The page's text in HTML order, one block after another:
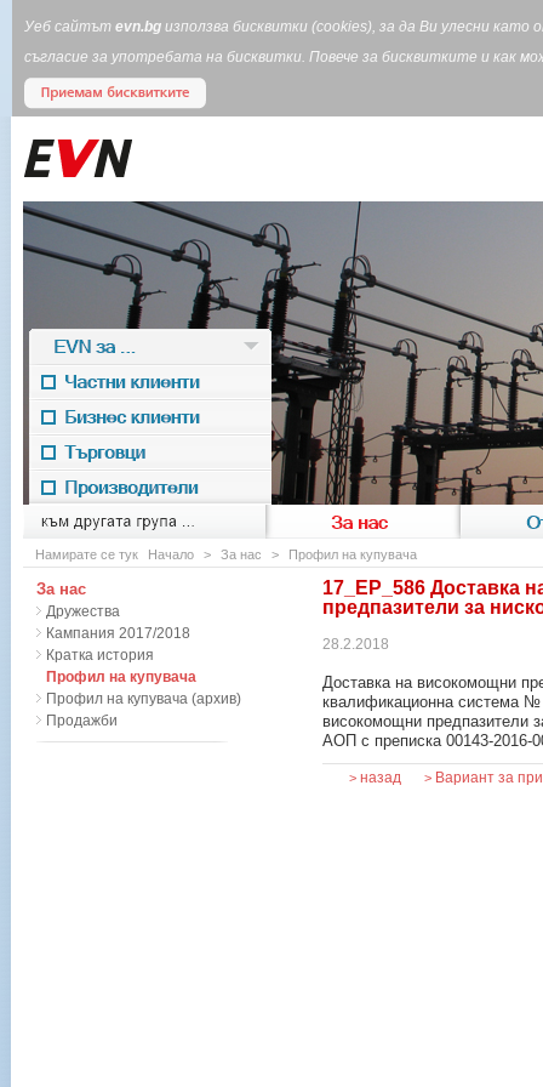
Уеб сайтът evn.bg използва бисквитки (cookies), за да Ви улесни
съгласие за употребата на бисквитки. Повече за бисквитките и
към другата група ... За нас
EVN for
EVN за ...
Частни клиенти
Бизнес клиенти
Търговци
Производители
Намирате се тук Начало > За нас > Профил на купувача
17_ЕР_586 Доставка
предпазители за
28.2.2018
Доставка на високомощни
квалификационна система
високомощни предпазители
АОП с преписка 00143-2016-
> назад > Вариант за
За нас
Дружества
Кампания 2017/2018
Кратка история
Профил на купувача
Профил на купувача (архив)
Продажби